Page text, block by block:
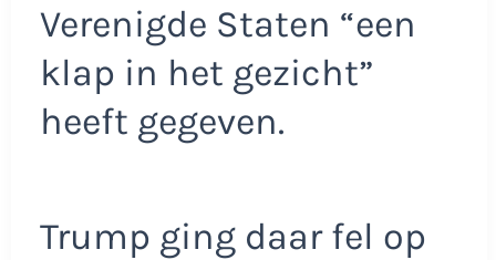
Verenigde Staten “een
klap in het gezicht”
heeft gegeven.
Trump ging daar fel op